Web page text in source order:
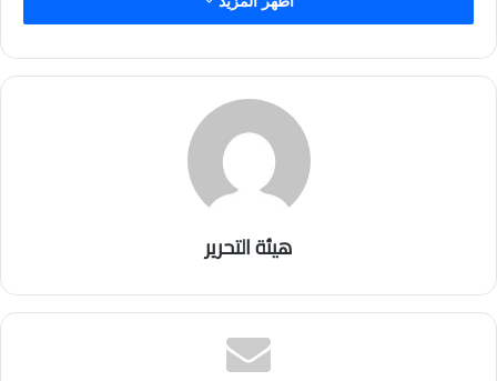
هيئة التحرير